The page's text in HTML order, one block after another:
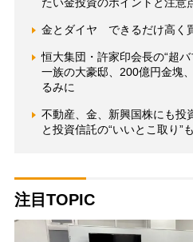
たい金投資のポイントと注意
金とダイヤ できるだけ高く
恒大集団・許家印会長の“超
一族の大豪邸、200億円金塊
るみに
不動産、金、新興国株にも
と投資信託の“いいとこ取り”も
注目TOPIC